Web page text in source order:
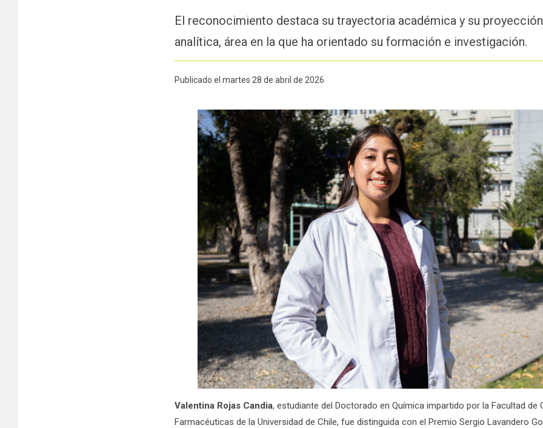
El reconocimiento destaca su trayectoria académica y su
analítica, área en la que ha orientado su formación e investigación.
Publicado el martes 28 de abril de 2026
Valentina Rojas Candia, estudiante del Doctorado en Química impartido por la Facultad de
Farmacéuticas de la Universidad de Chile, fue distinguida con el Premio Sergio Lavandero